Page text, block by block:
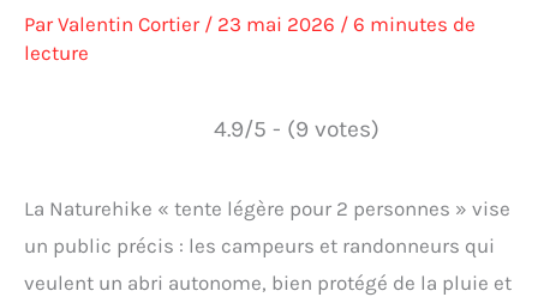
ParValentin Cortier / 23 mai 2026 / 6 minutes de
lecture
4.9/5 - (9 votes)
La Naturehike « tente légère pour 2 personnes » vise
un public précis : les campeurs et randonneurs qui
veulent un abri autonome, bien protégé de la pluie et